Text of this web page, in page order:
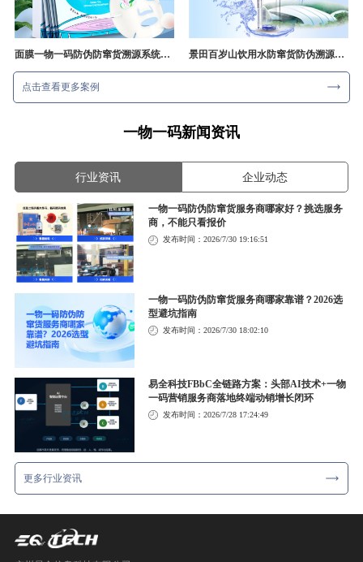
面膜一物一码防伪防窜货溯源系统开发 景田百岁山饮用水防窜货防伪溯源成功案例
点击查看更多案例
一物一码新闻资讯
行业资讯 企业动态
一物一码防伪防窜货服务商哪家好？挑选服务
商，不能只看报价
发布时间：2026/7/30 19:16:51
一物一码防伪防窜货服务商哪家靠谱？2026选
型避坑指南
发布时间：2026/7/30 18:02:10
易全科技FBbC全链路方案：头部AI技术+一物
一码营销服务商落地终端动销增长闭环
发布时间：2026/7/28 17:24:49
更多行业资讯